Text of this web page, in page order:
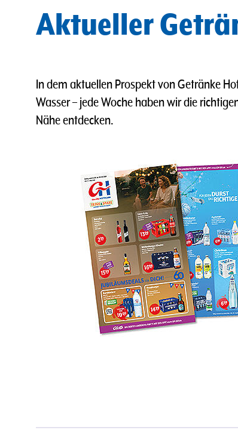
Aktueller
In dem aktuellen Prospekt von Getränke
Wasser– jede Woche haben wir die
Nähe entdecken.